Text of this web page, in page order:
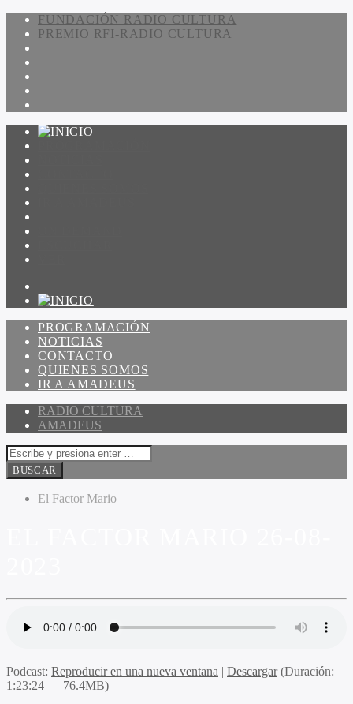
FUNDACIÓN RADIO CULTURA
PREMIO RFI-RADIO CULTURA
PROGRAMACIÓN
NOTICIAS
CONTACTO
QUIENES SOMOS
IR A AMADEUS
RADIO CULTURA
AMADEUS
El Factor Mario
Podcast: Reproducir en una nueva ventana | Descargar(Duración:
1:23:24 — 76.4MB)